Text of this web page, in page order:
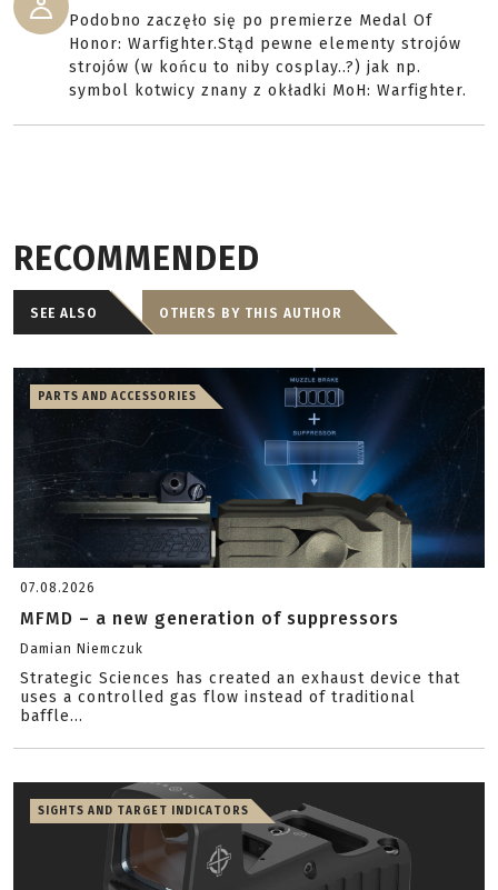
Podobno zaczęło się po premierze Medal Of
Honor: Warfighter.Stąd pewne elementy strojów
strojów (w końcu to niby cosplay..?) jak np.
symbol kotwicy znany z okładki MoH: Warfighter.
RECOMMENDED
SEE ALSO OTHERS BY THIS AUTHOR
PARTS AND ACCESSORIES
07.08.2026
MFMD – a new generation of suppressors
Damian Niemczuk
Strategic Sciences has created an exhaust device that
uses a controlled gas flow instead of traditional
baffle...
SIGHTS AND TARGET INDICATORS